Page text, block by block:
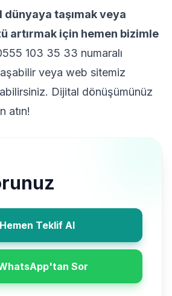
taşımak veya
artırmak için hemen bizimle
103 35 33 numaralı
veya web sitemiz
Dijital dönüşümünüz
atın!
Hemen Teklif Al
Sor